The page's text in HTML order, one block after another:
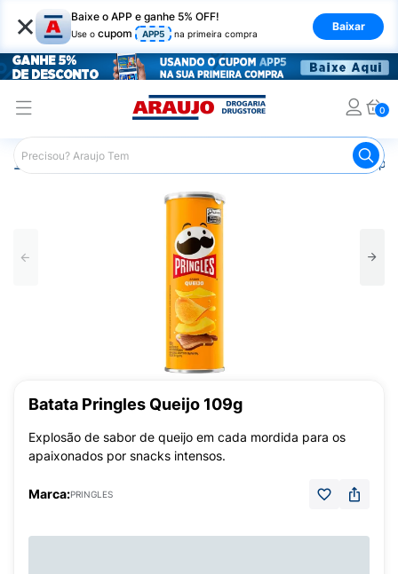
× Baixe o APP e ganhe 5% OFF!
Use o cupom APP5 na primeira compra
Baixar
0
Araujo Mercado Batata Chips
Batata Pringles Queijo 109g
Explosão de sabor de queijo em cada mordida para os
apaixonados por snacks intensos.
Marca:PRINGLES